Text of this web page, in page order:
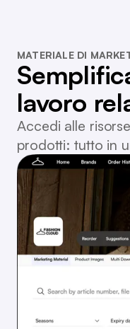
MATERIALE DI
lavoro
Accedi alle
prodotti: tutto in